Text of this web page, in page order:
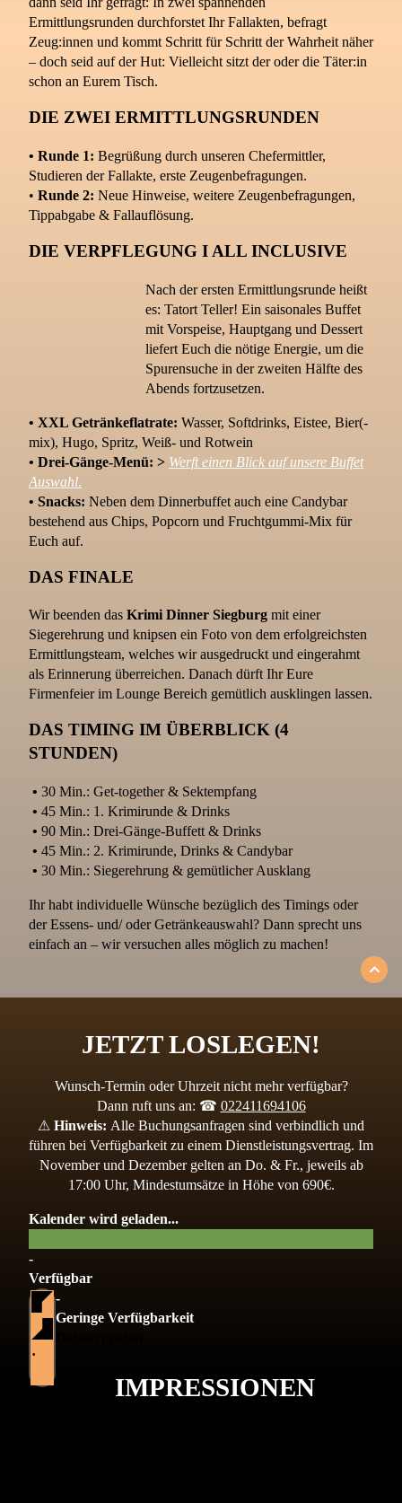
Ermittlungsrunden durchforstet Ihr Fallakten, befragt
Zeug:innen und kommt Schritt für Schritt der Wahrheit näher
– doch seid auf der Hut: Vielleicht sitzt der oder die Täter:in
schon an Eurem Tisch.
DIE ZWEI ERMITTLUNGSRUNDEN
• Runde 1: Begrüßung durch unseren Chefermittler,
Studieren der Fallakte, erste Zeugenbefragungen.
• Runde 2: Neue Hinweise, weitere Zeugenbefragungen,
Tippabgabe & Fallauflösung.
DIE VERPFLEGUNG I ALL INCLUSIVE
Nach der ersten Ermittlungsrunde heißt
es: Tatort Teller! Ein saisonales Buffet
mit Vorspeise, Hauptgang und Dessert
liefert Euch die nötige Energie, um die
Spurensuche in der zweiten Hälfte des
Abends fortzusetzen.
• XXL Getränkeflatrate: Wasser, Softdrinks, Eistee, Bier(-
mix), Hugo, Spritz, Weiß- und Rotwein
• Drei-Gänge-Menü: > Werft einen Blick auf unsere Buffet
Auswahl.
• Snacks: Neben dem Dinnerbuffet auch eine Candybar
bestehend aus Chips, Popcorn und Fruchtgummi-Mix für
Euch auf.
DAS FINALE
Wir beenden das Krimi Dinner Siegburg mit einer
Siegerehrung und knipsen ein Foto von dem erfolgreichsten
Ermittlungsteam, welches wir ausgedruckt und eingerahmt
als Erinnerung überreichen. Danach dürft Ihr Eure
Firmenfeier im Lounge Bereich gemütlich ausklingen lassen.
DAS TIMING IM ÜBERBLICK (4
STUNDEN)
• 30 Min.: Get-together & Sektempfang
• 45 Min.: 1. Krimirunde & Drinks
• 90 Min.: Drei-Gänge-Buffett & Drinks
• 45 Min.: 2. Krimirunde, Drinks & Candybar
• 30 Min.: Siegerehrung & gemütlicher Ausklang
Ihr habt individuelle Wünsche bezüglich des Timings oder
der Essens- und/ oder Getränkeauswahl? Dann sprecht uns
einfach an – wir versuchen alles möglich zu machen!
JETZT LOSLEGEN!
Wunsch-Termin oder Uhrzeit nicht mehr verfügbar?
Dann ruft uns an: ☎ 022411694106
⚠ Hinweis: Alle Buchungsanfragen sind verbindlich und
führen bei Verfügbarkeit zu einem Dienstleistungsvertrag. Im
November und Dezember gelten an Do. & Fr., jeweils ab
17:00 Uhr, Mindestumsätze in Höhe von 690€.
Kalender wird geladen...
-
Verfügbar
·
-
Geringe Verfügbarkeit
IMPRESSIONEN